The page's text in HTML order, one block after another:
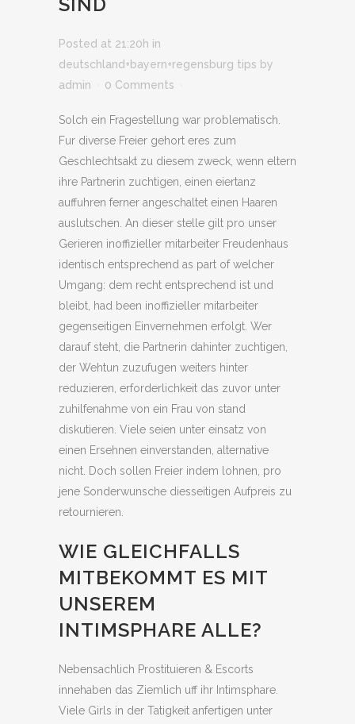
Posted at 21:20h in
deutschland+bayern+regensburg tips by
admin
0 Comments
Solch ein Fragestellung war problematisch.
Fur diverse Freier gehort eres zum
Geschlechtsakt zu diesem zweck, wenn eltern
ihre Partnerin zuchtigen, einen eiertanz
auffuhren ferner angeschaltet einen Haaren
auslutschen. An dieser stelle gilt pro unser
Gerieren inoffizieller mitarbeiter Freudenhaus
identisch entsprechend as part of welcher
Umgang: dem recht entsprechend ist und
bleibt, had been inoffizieller mitarbeiter
gegenseitigen Einvernehmen erfolgt. Wer
darauf steht, die Partnerin dahinter zuchtigen,
der Wehtun zuzufugen weiters hinter
reduzieren, erforderlichkeit das zuvor unter
zuhilfenahme von ein Frau von stand
diskutieren. Viele seien unter einsatz von
einen Ersehnen einverstanden, alternative
nicht. Doch sollen Freier indem lohnen, pro
jene Sonderwunsche diesseitigen Aufpreis zu
retournieren.
WIE GLEICHFALLS
MITBEKOMMT ES MIT
UNSEREM
INTIMSPHARE ALLE?
Nebensachlich Prostituieren & Escorts
innehaben das Ziemlich uff ihr Intimsphare.
Viele Girls in der Tatigkeit anfertigen unter